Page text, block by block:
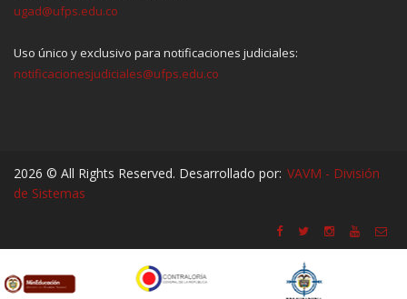
ugad@ufps.edu.co
Uso único y exclusivo para notificaciones judiciales:
notificacionesjudiciales@ufps.edu.co
2026 © All Rights Reserved. Desarrollado por: VAVM - División
de Sistemas